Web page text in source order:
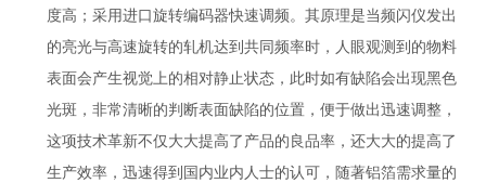
度高；采用进口旋转编码器快速调频。其原理是当频闪仪发出
的亮光与高速旋转的轧机达到共同频率时，人眼观测到的物料
表面会产生视觉上的相对静止状态，此时如有缺陷会出现黑色
光斑，非常清晰的判断表面缺陷的位置，便于做出迅速调整，
这项技术革新不仅大大提高了产品的良品率，还大大的提高了
生产效率，迅速得到国内业内人士的认可，随著铝箔需求量的